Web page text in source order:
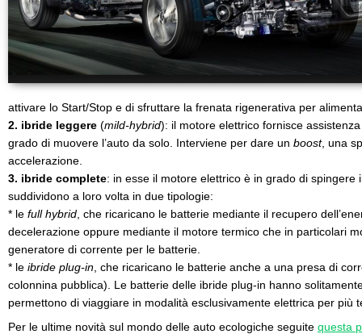
attivare lo Start/Stop e di sfruttare la frenata rigenerativa per
2. ibride leggere (mild-hybrid): il motore elettrico fornisce
grado di muovere l’auto da solo. Interviene per dare un boost, una
accelerazione.
3. ibride complete: in esse il motore elettrico è in grado di spingere
suddividono a loro volta in due tipologie:
* le full hybrid , che ricaricano le batterie mediante il recupero
decelerazione oppure mediante il motore termico che in particolari
generatore di corrente per le batterie.
* le ibride plug-in , che ricaricano le batterie anche a una presa di
colonnina pubblica). Le batterie delle ibride plug-in hanno
permettono di viaggiare in modalità esclusivamente elettrica per più
Per le ultime novità sul mondo delle auto ecologiche seguite questa